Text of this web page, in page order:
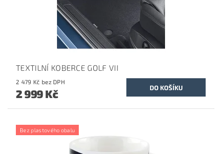
TEXTILNÍ KOBERCE GOLF VII
2 479 Kč bez DPH
2 999 Kč
Bez plastového obalu